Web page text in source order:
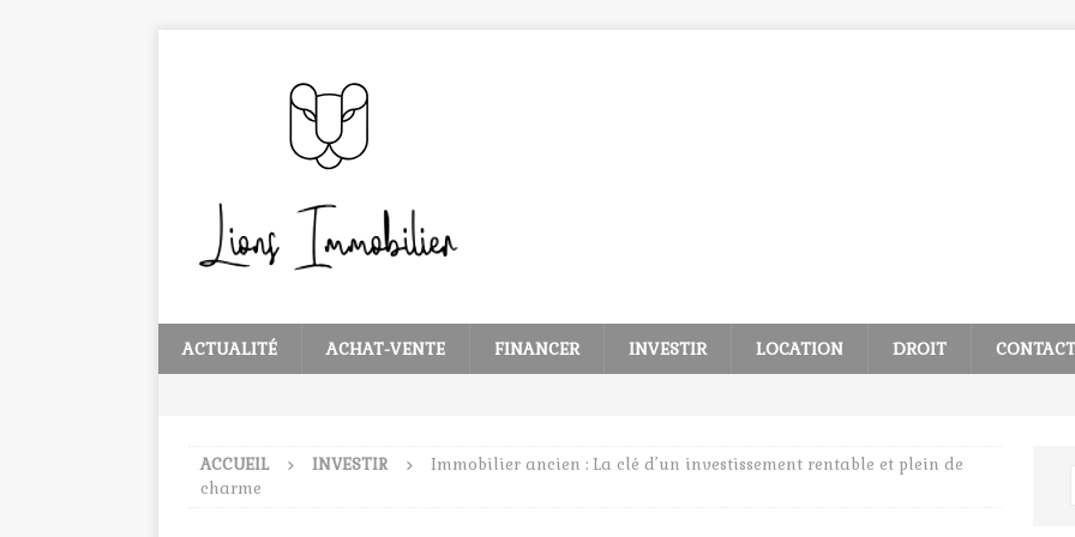
ACTUALITÉ ACHAT-VENTE FINANCER INVESTIR LOCATION DROIT CONTACT
ACCUEIL INVESTIR
Immobilier ancien : La clé d’un investissement rentable et plein de
charme